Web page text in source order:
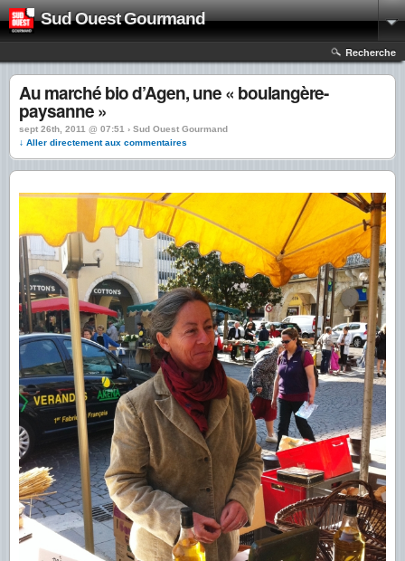
Sud Ouest Gourmand
Recherche
Au marché bio d’Agen, une « boulangère-
paysanne »
sept 26th, 2011 @ 07:51 › Sud Ouest Gourmand
↓ Aller directement aux commentaires